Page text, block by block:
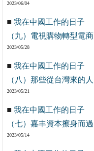
2023/06/04
■ 我在中國工作的日子
（九）電視購物轉型電商
2023/05/28
■ 我在中國工作的日子
（八）那些從台灣來的人
2023/05/21
■ 我在中國工作的日子
（七）嘉丰資本擦身而過
2023/05/14